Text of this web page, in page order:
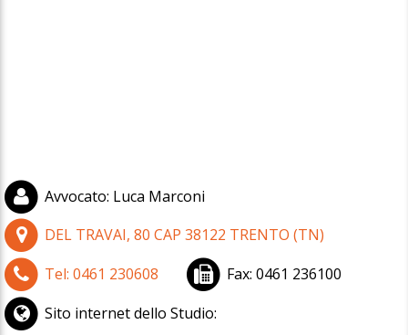
Avvocato: Luca Marconi
DEL TRAVAI, 80 CAP 38122 TRENTO (TN)
Tel: 0461 230608 Fax: 0461 236100
Sito internet dello Studio: